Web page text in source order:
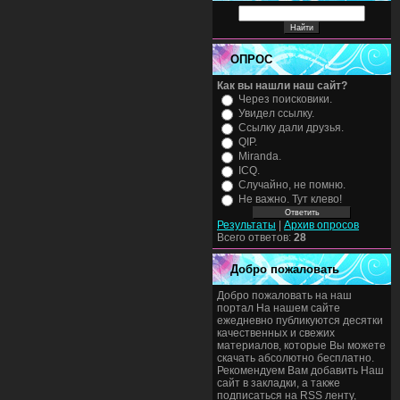
ОПРОС
Как вы нашли наш сайт?
Через поисковики.
Увидел ссылку.
Ссылку дали друзья.
QIP.
Miranda.
ICQ.
Случайно, не помню.
Не важно. Тут клево!
Результаты
Архив опросов
Всего ответов: 28
Добро пожаловать
Добро пожаловать на наш
портал На нашем сайте
ежедневно публикуются десятки
качественных и свежих
материалов, которые Вы можете
скачать абсолютно бесплатно.
Рекомендуем Вам добавить Наш
сайт в закладки, а также
подписаться на RSS ленту,